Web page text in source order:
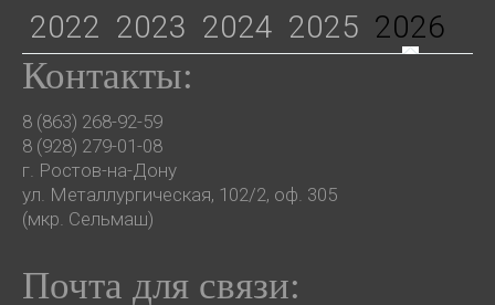
2022 2023 2024 2025 2026
Контакты:
8 (863) 268-92-59
8 (928) 279-01-08
г. Ростов-на-Дону
ул. Металлургическая, 102/2, оф. 305
(мкр. Сельмаш)
Почта для связи: